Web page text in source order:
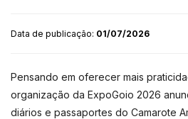
Data de publicação: 01/07/2026
Pensando em oferecer mais
organização da ExpoGoio 2026
diários e passaportes do Camarote